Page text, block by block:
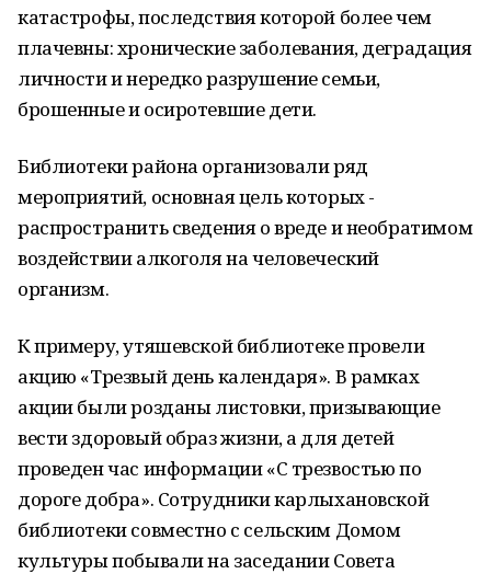
катастрофы, последствия которой более чем
плачевны: хронические заболевания, деградация
личности и нередко разрушение семьи,
брошенные и осиротевшие дети.
Библиотеки района организовали ряд
мероприятий, основная цель которых -
распространить сведения о вреде и необратимом
воздействии алкоголя на человеческий
организм.
К примеру, утяшевской библиотеке провели
акцию «Трезвый день календаря». В рамках
акции были розданы листовки, призывающие
вести здоровый образ жизни, а для детей
проведен час информации «С трезвостью по
дороге добра». Сотрудники карлыхановской
библиотеки совместно с сельским Домом
культуры побывали на заседании Совета